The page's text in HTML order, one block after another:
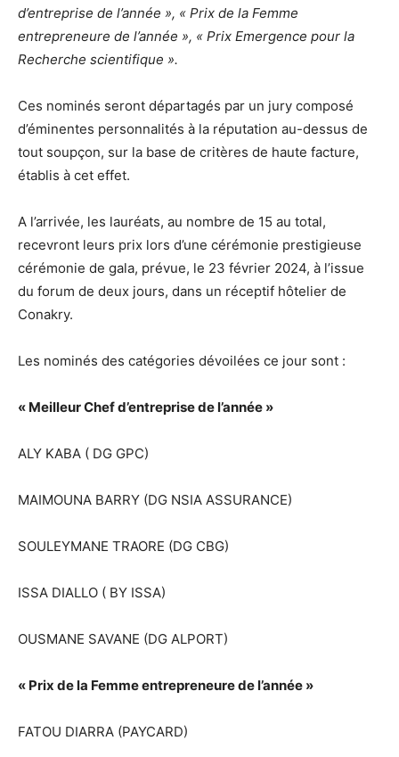
d’entreprise de l’année », « Prix de la Femme
entrepreneure de l’année », « Prix Emergence pour la
Recherche scientifique ».
Ces nominés seront départagés par un jury composé
d’éminentes personnalités à la réputation au-dessus de
tout soupçon, sur la base de critères de haute facture,
établis à cet effet.
A l’arrivée, les lauréats, au nombre de 15 au total,
recevront leurs prix lors d’une cérémonie prestigieuse
cérémonie de gala, prévue, le 23 février 2024, à l’issue
du forum de deux jours, dans un réceptif hôtelier de
Conakry.
Les nominés des catégories dévoilées ce jour sont :
« Meilleur Chef d’entreprise de l’année »
ALY KABA ( DG GPC)
MAIMOUNA BARRY (DG NSIA ASSURANCE)
SOULEYMANE TRAORE (DG CBG)
ISSA DIALLO ( BY ISSA)
OUSMANE SAVANE (DG ALPORT)
« Prix de la Femme entrepreneure de l’année »
FATOU DIARRA (PAYCARD)